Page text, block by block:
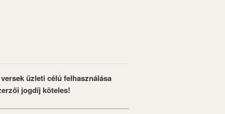
üzleti célú felhasználása
jogdíj köteles!